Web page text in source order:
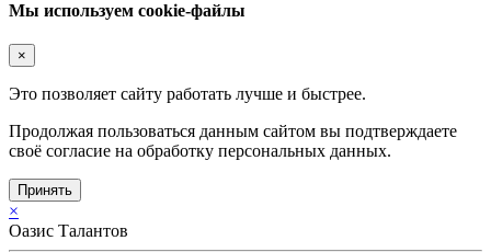
Мы используем cookie-файлы
×
Это позволяет сайту работать лучше и быстрее.
Продолжая пользоваться данным сайтом вы подтверждаете
своё согласие на обработку персональных данных.
Принять
×
Оазис Талантов